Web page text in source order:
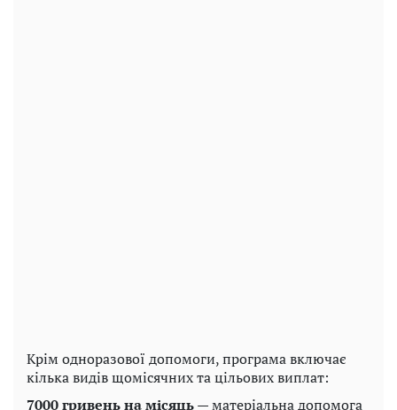
Крім одноразової допомоги, програма включає
кілька видів щомісячних та цільових виплат:
7000 гривень на місяць— матеріальна допомога